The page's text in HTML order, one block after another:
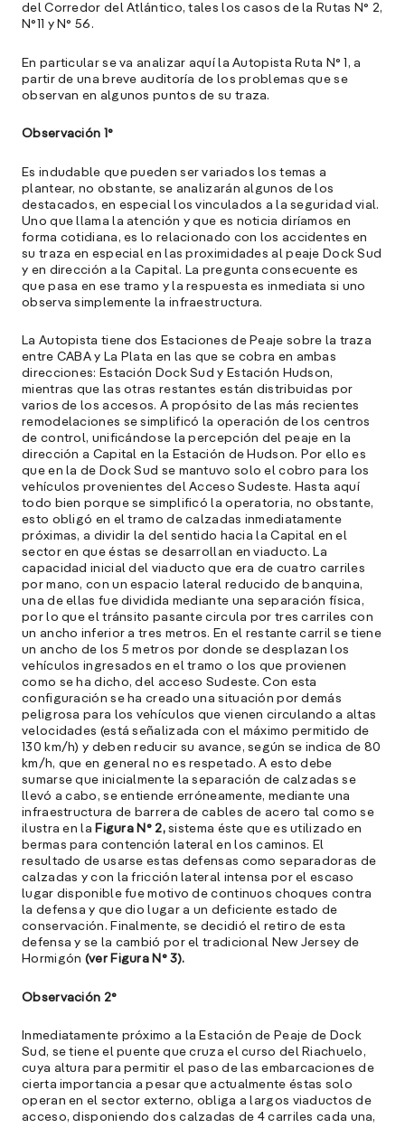
del Corredor del Atlántico, tales los casos de la Rutas N° 2,
N°11 y N° 56.
En particular se va analizar aquí la Autopista Ruta N° 1, a
partir de una breve auditoría de los problemas que se
observan en algunos puntos de su traza.
Observación 1°
Es indudable que pueden ser variados los temas a
plantear, no obstante, se analizarán algunos de los
destacados, en especial los vinculados a la seguridad vial.
Uno que llama la atención y que es noticia diríamos en
forma cotidiana, es lo relacionado con los accidentes en
su traza en especial en las proximidades al peaje Dock Sud
y en dirección a la Capital. La pregunta consecuente es
que pasa en ese tramo y la respuesta es inmediata si uno
observa simplemente la infraestructura.
La Autopista tiene dos Estaciones de Peaje sobre la traza
entre CABA y La Plata en las que se cobra en ambas
direcciones: Estación Dock Sud y Estación Hudson,
mientras que las otras restantes están distribuidas por
varios de los accesos. A propósito de las más recientes
remodelaciones se simplificó la operación de los centros
de control, unificándose la percepción del peaje en la
dirección a Capital en la Estación de Hudson. Por ello es
que en la de Dock Sud se mantuvo solo el cobro para los
vehículos provenientes del Acceso Sudeste. Hasta aquí
todo bien porque se simplificó la operatoria, no obstante,
esto obligó en el tramo de calzadas inmediatamente
próximas, a dividir la del sentido hacia la Capital en el
sector en que éstas se desarrollan en viaducto. La
capacidad inicial del viaducto que era de cuatro carriles
por mano, con un espacio lateral reducido de banquina,
una de ellas fue dividida mediante una separación física,
por lo que el tránsito pasante circula por tres carriles con
un ancho inferior a tres metros. En el restante carril se tiene
un ancho de los 5 metros por donde se desplazan los
vehículos ingresados en el tramo o los que provienen
como se ha dicho, del acceso Sudeste. Con esta
configuración se ha creado una situación por demás
peligrosa para los vehículos que vienen circulando a altas
velocidades (está señalizada con el máximo permitido de
130 km/h) y deben reducir su avance, según se indica de 80
km/h, que en general no es respetado. A esto debe
sumarse que inicialmente la separación de calzadas se
llevó a cabo, se entiende erróneamente, mediante una
infraestructura de barrera de cables de acero tal como se
ilustra en la Figura N° 2,sistema éste que es utilizado en
bermas para contención lateral en los caminos. El
resultado de usarse estas defensas como separadoras de
calzadas y con la fricción lateral intensa por el escaso
lugar disponible fue motivo de continuos choques contra
la defensa y que dio lugar a un deficiente estado de
conservación. Finalmente, se decidió el retiro de esta
defensa y se la cambió por el tradicional New Jersey de
Hormigón (ver Figura N° 3).
Observación 2°
Inmediatamente próximo a la Estación de Peaje de Dock
Sud, se tiene el puente que cruza el curso del Riachuelo,
cuya altura para permitir el paso de las embarcaciones de
cierta importancia a pesar que actualmente éstas solo
operan en el sector externo, obliga a largos viaductos de
acceso, disponiendo dos calzadas de 4 carriles cada una,